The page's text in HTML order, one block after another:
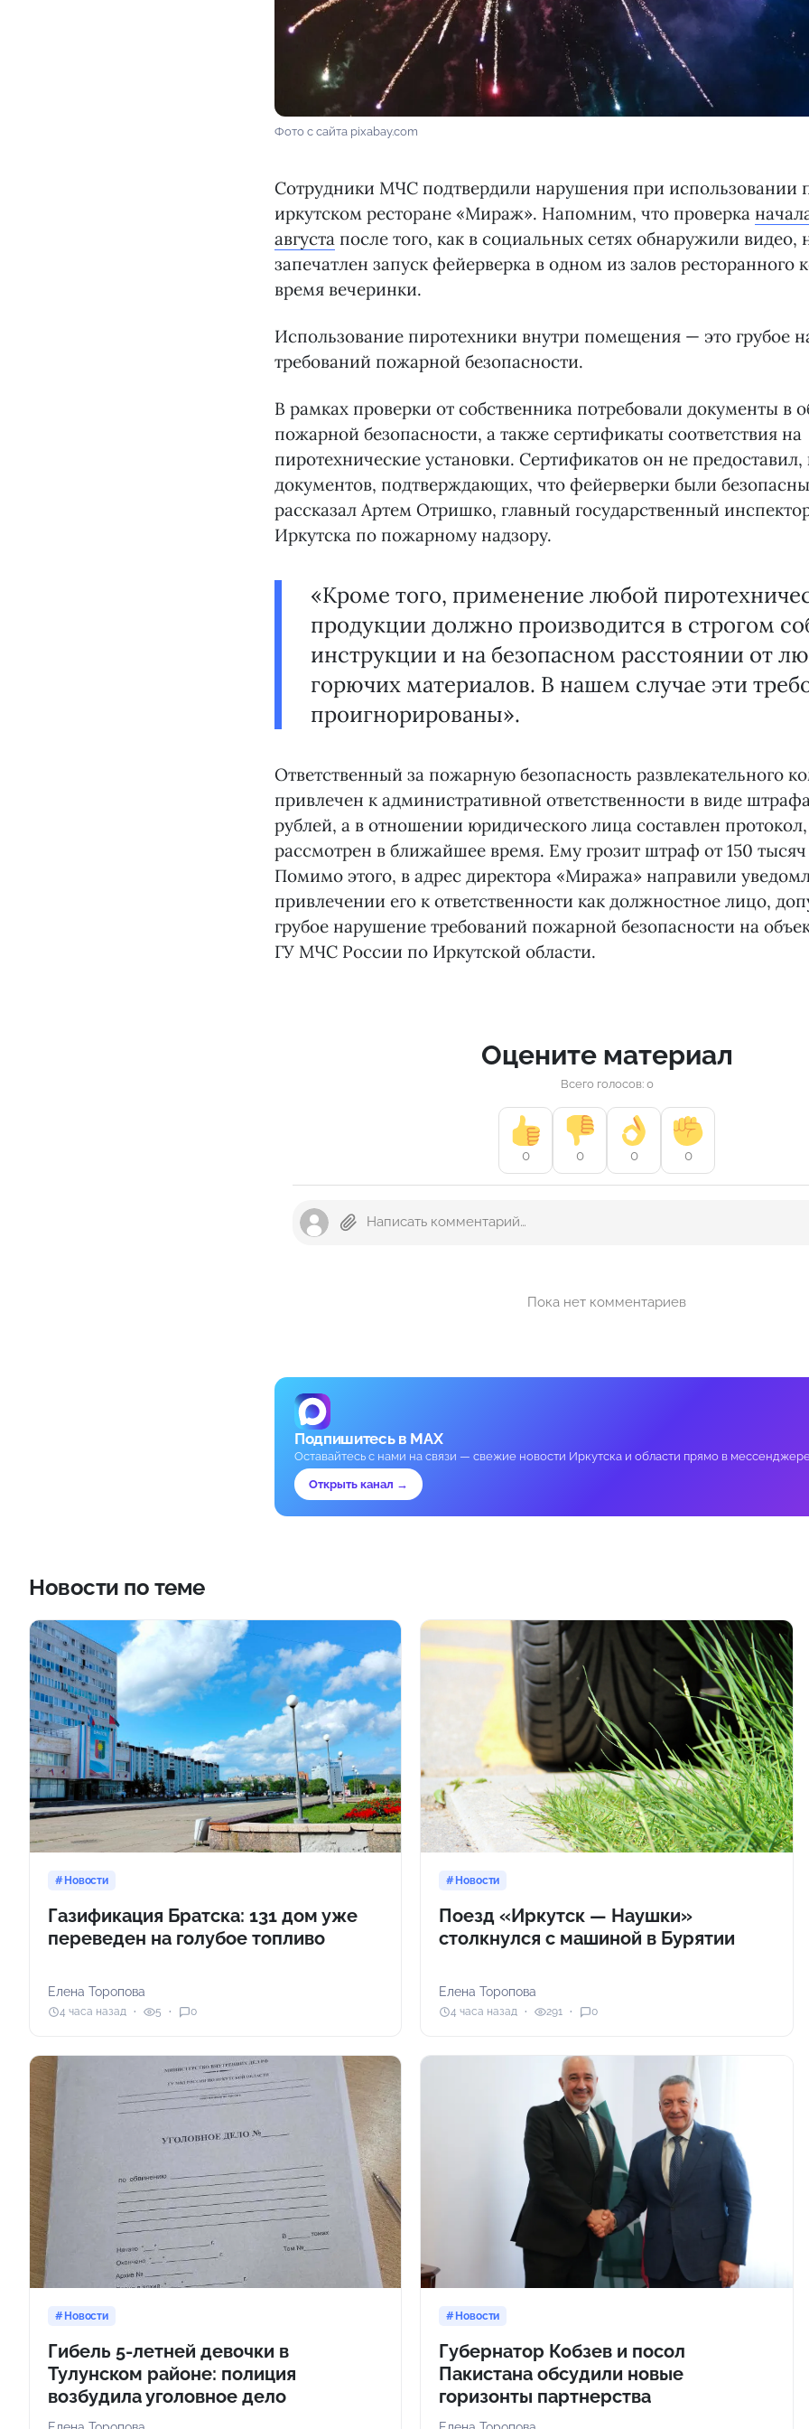
Фото с сайта pixabay.com
Сотрудники МЧС подтвердили нарушения при использовании
иркутском ресторане «Мираж». Напомним, что проверка
августа после того, как в социальных сетях обнаружили видео,
запечатлен запуск фейерверка в одном из залов ресторанного
время вечеринки.
Использование пиротехники внутри помещения — это грубое
требований пожарной безопасности.
В рамках проверки от собственника потребовали документы в
пожарной безопасности, а также сертификаты соответствия на
пиротехнические установки. Сертификатов он не
документов, подтверждающих, что фейерверки были
рассказал Артем Отришко, главный государственный
Иркутска по пожарному надзору.
«Кроме того, применение любой
продукции должно производится в строгом
инструкции и на безопасном расстоянии от
горючих материалов. В нашем случае эти
проигнорированы».
Ответственный за пожарную безопасность развлекательного
привлечен к административной ответственности в виде
рублей, а в отношении юридического лица составлен
рассмотрен в ближайшее время. Ему грозит штраф от 150
Помимо этого, в адрес директора «Миража» направили
привлечении его к ответственности как должностное лицо,
грубое нарушение требований пожарной безопасности на
ГУ МЧС России по Иркутской области.
Оцените материал
Всего голосов: 0
0 0 0 0
Пока нет комментариев
Подпишитесь в MAX
Оставайтесь с нами на связи — свежие новости Иркутска и области прямо в
Открыть канал →
Новости по теме
Новости
Газификация Братска: 131 дом уже
переведен на голубое топливо
Елена Торопова
4 часа назад 5 0
Новости
Поезд «Иркутск — Наушки»
столкнулся с машиной в Бурятии
Елена Торопова
4 часа назад 291 0
Новости
Гибель 5-летней девочки в
Тулунском районе: полиция
возбудила уголовное дело
Новости
Губернатор Кобзев и посол
Пакистана обсудили новые
горизонты партнерства